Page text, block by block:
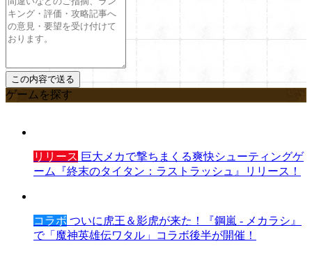
ゲームを探す
リリース 巨大メカで撃ちまくる爽快シューティングゲ
ーム『終末のタイタン：ラストラッシュ』リリース！
コラボ ついに虎王＆影虎が来た！『鋼嵐 - メカラシ』
で「魔神英雄伝ワタル」コラボ後半が開催！